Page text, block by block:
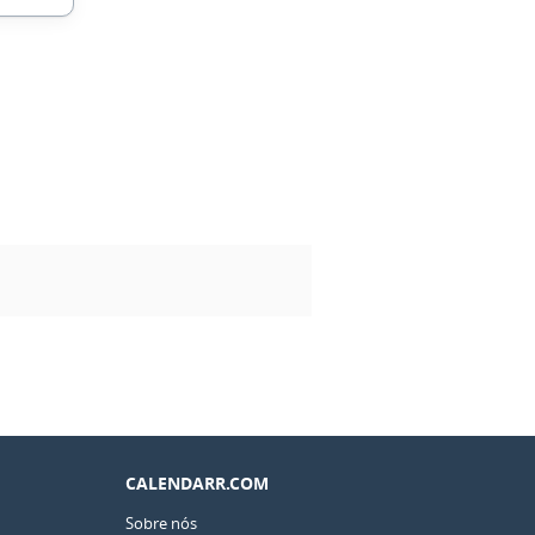
CALENDARR.COM
Sobre nós